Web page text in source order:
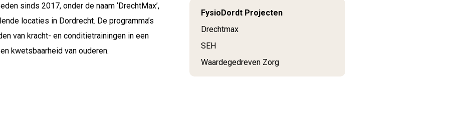
sinds 2017, onder de naam ‘DrechtMax’,
locaties in Dordrecht. De programma’s
van kracht- en conditietrainingen in een
kwetsbaarheid van ouderen.
FysioDordt Projecten
Drechtmax
SEH
Waardegedreven Zorg